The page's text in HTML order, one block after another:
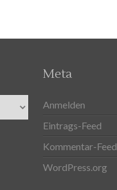
Meta
Anmelden
Eintrags-Feed
Kommentar-Feed
WordPress.org